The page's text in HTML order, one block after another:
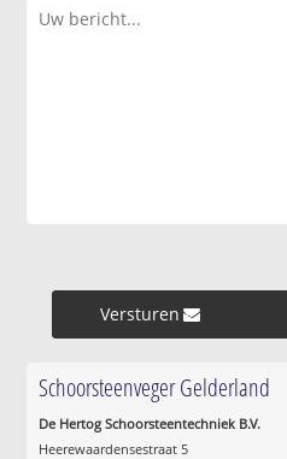
Versturen »
Schoorsteenveger Gelderland
De Hertog Schoorsteentechniek B.V.
Heerewaardensestraat 5